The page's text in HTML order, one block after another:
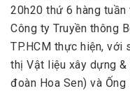
20h20 thứ 6 hàng tuần
Công ty Truyền thông
TP.HCM thực hiện, với
thị Vật liệu xây dựng
đoàn Hoa Sen) và